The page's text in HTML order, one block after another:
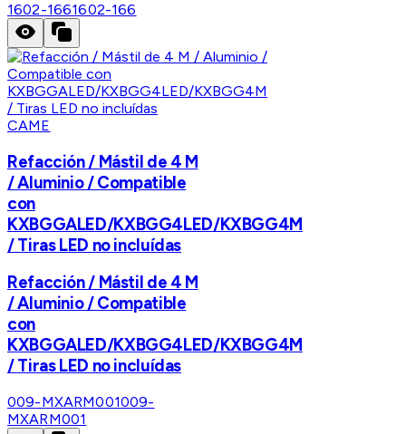
1602-1661602-166
CAME
Refacción / Mástil de 4 M
/ Aluminio / Compatible
con
KXBGGALED/KXBGG4LED/KXBGG4M
/ Tiras LED no incluídas
Refacción / Mástil de 4 M
/ Aluminio / Compatible
con
KXBGGALED/KXBGG4LED/KXBGG4M
/ Tiras LED no incluídas
009-MXARM001009-
MXARM001